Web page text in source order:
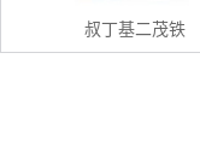
叔丁基二茂铁